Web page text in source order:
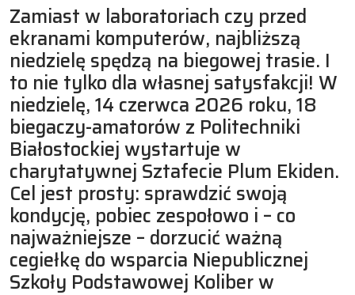
Zamiast w laboratoriach czy przed
ekranami komputerów, najbliższą
niedzielę spędzą na biegowej trasie. I
to nie tylko dla własnej satysfakcji! W
niedzielę, 14 czerwca 2026 roku, 18
biegaczy-amatorów z Politechniki
Białostockiej wystartuje w
charytatywnej Sztafecie Plum Ekiden.
Cel jest prosty: sprawdzić swoją
kondycję, pobiec zespołowo i – co
najważniejsze – dorzucić ważną
cegiełkę do wsparcia Niepublicznej
Szkoły Podstawowej Koliber w